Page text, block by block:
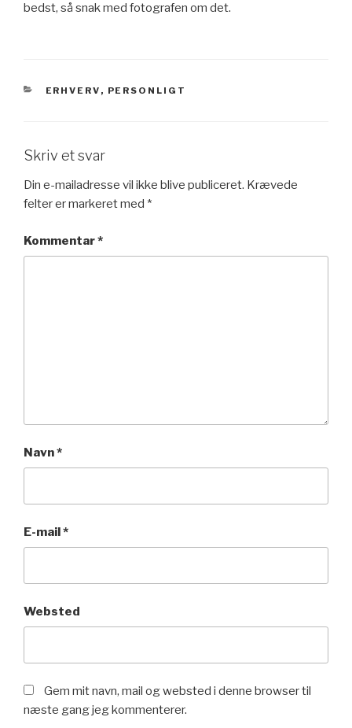
bedst, så snak med fotografen om det.
KATEGORIER
ERHVERV , PERSONLIGT
Skriv et svar
Din e-mailadresse vil ikke blive publiceret. Krævede
felter er markeret med *
Kommentar*
Navn*
E-mail*
Websted
Gem mit navn, mail og websted i denne browser til
næste gang jeg kommenterer.